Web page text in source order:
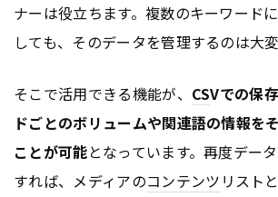
ナーは役立ちます。複数のキーワード
しても、そのデータを管理するのは大変
そこで活用できる機能が、 CSVでの保
ドごとのボリュームや関連語の情報を
ことが可能となっています。再度デー
すれば、メディアのコンテンツ リスト